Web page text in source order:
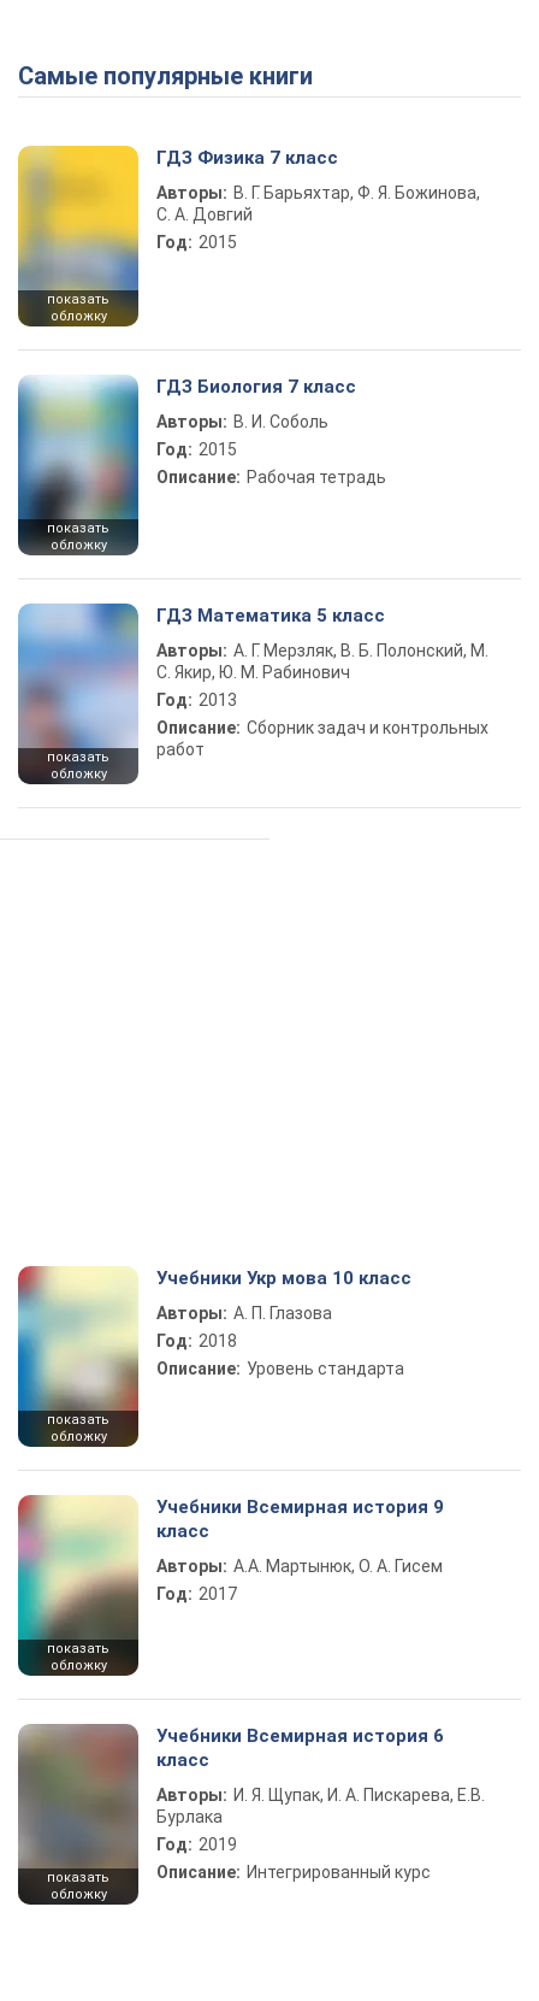
Play Video
Самые популярные книги
показать
обложку
ГДЗ Физика 7 класс
Авторы: В. Г. Барьяхтар, Ф. Я. Божинова,
С. А. Довгий
Год: 2015
показать
обложку
ГДЗ Биология 7 класс
Авторы: В. И. Соболь
Год: 2015
Описание: Рабочая тетрадь
показать
обложку
ГДЗ Математика 5 класс
Авторы: А. Г. Мерзляк, В. Б. Полонский, М.
С. Якир, Ю. М. Рабинович
Год: 2013
Описание: Сборник задач и контрольных
работ
показать
обложку
Учебники Укр мова 10 класс
Авторы: А. П. Глазова
Год: 2018
Описание: Уровень стандарта
показать
обложку
Учебники Всемирная история 9
класс
Авторы: А.А. Мартынюк, О. А. Гисем
Год: 2017
показать
обложку
Учебники Всемирная история 6
класс
Авторы: И. Я. Щупак, И. А. Пискарева, Е.В.
Бурлака
Год: 2019
Описание: Интегрированный курс